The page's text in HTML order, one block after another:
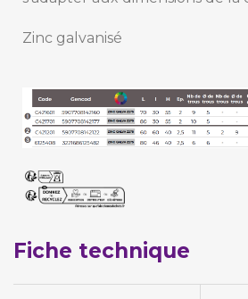
Zinc galvanisé
Fiche technique